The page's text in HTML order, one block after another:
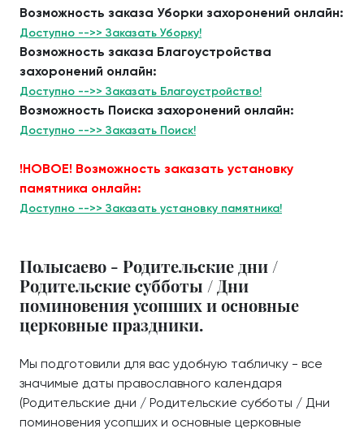
Возможность заказа Уборки захоронений онлайн:
Доступно -->> Заказать Уборку!
Возможность заказа Благоустройства
захоронений онлайн:
Доступно -->> Заказать Благоустройство!
Возможность Поиска захоронений онлайн:
Доступно -->> Заказать Поиск!
!НОВОЕ! Возможность заказать установку
памятника онлайн:
Доступно -->> Заказать установку памятника!
Полысаево - Родительские дни /
Родительские субботы / Дни
поминовения усопших и основные
церковные праздники.
Мы подготовили для вас удобную табличку - все
значимые даты православного календаря
(Родительские дни / Родительские субботы / Дни
поминовения усопших и основные церковные